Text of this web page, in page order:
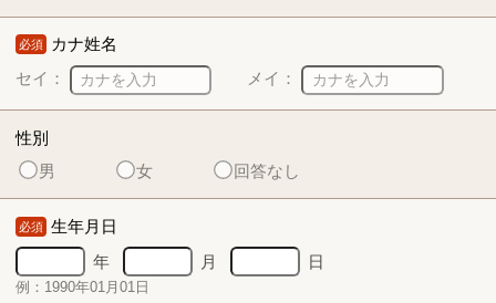
必須 カナ姓名
セイ：
メイ：
性別
男
女 回答なし
必須 生年月日
年
月 日
例：1990年01月01日